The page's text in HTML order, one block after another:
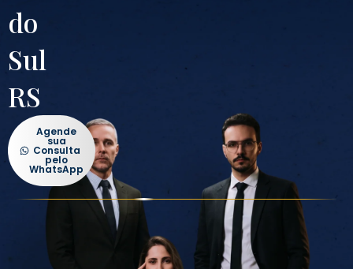
do
Sul
RS
Agende
sua
Consulta
pelo
WhatsApp